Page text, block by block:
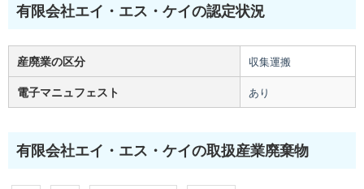
有限会社エイ・エス・ケイの認定状況
産廃業の区分 収集運搬
電子マニュフェスト あり
有限会社エイ・エス・ケイの取扱産業廃棄物